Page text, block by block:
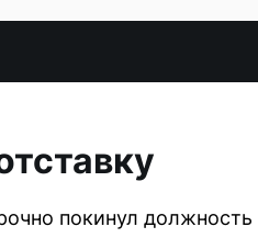
покинул должность